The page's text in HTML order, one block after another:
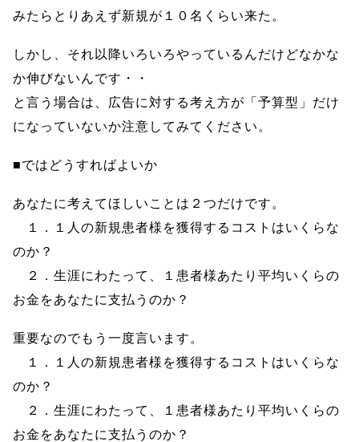
みたらとりあえず新規が１０名くらい来た。
しかし、それ以降いろいろやっているんだけどなかな
か伸びないんです・・
と言う場合は、広告に対する考え方が「予算型」だけ
になっていないか注意してみてください。
■ではどうすればよいか
あなたに考えてほしいことは２つだけです。
１．１人の新規患者様を獲得するコストはいくらな
のか？
２．生涯にわたって、１患者様あたり平均いくらの
お金をあなたに支払うのか？
重要なのでもう一度言います。
１．１人の新規患者様を獲得するコストはいくらな
のか？
２．生涯にわたって、１患者様あたり平均いくらの
お金をあなたに支払うのか？